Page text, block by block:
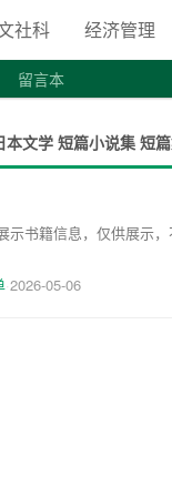
|走向自
社科 经济管理
留言本
文学 短篇小说集 短
示书籍信息，仅供展示
2026-05-06